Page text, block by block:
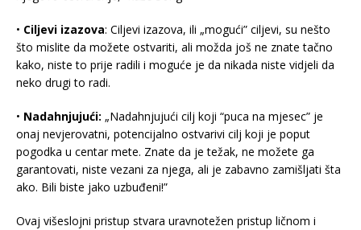
• Ciljevi izazova: Ciljevi izazova, ili „mogući” ciljevi, su nešto
što mislite da možete ostvariti, ali možda još ne znate tačno
kako, niste to prije radili i moguće je da nikada niste vidjeli da
neko drugi to radi.
• Nadahnjujući: „Nadahnjujući cilj koji “puca na mjesec” je
onaj nevjerovatni, potencijalno ostvarivi cilj koji je poput
pogodka u centar mete. Znate da je težak, ne možete ga
garantovati, niste vezani za njega, ali je zabavno zamišljati šta
ako. Bili biste jako uzbuđeni!”
Ovaj višeslojni pristup stvara uravnotežen pristup ličnom i